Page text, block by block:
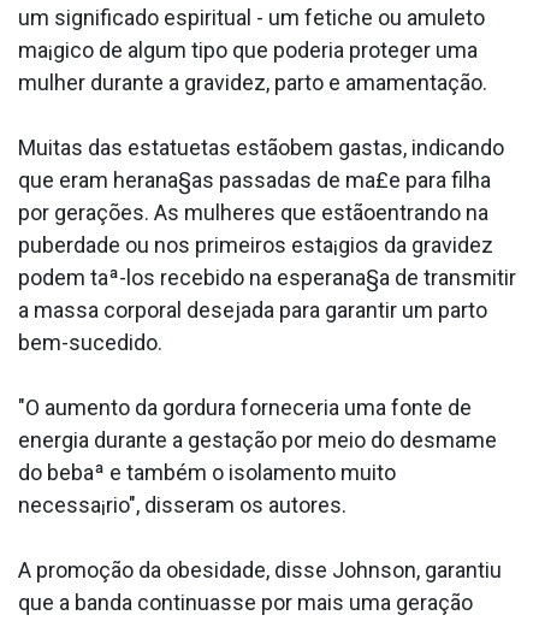
um significado espiritual - um fetiche ou amuleto
ma¡gico de algum tipo que poderia proteger uma
mulher durante a gravidez, parto e amamentação.
Muitas das estatuetas estãobem gastas, indicando
que eram herana§as passadas de ma£e para filha
por gerações. As mulheres que estãoentrando na
puberdade ou nos primeiros esta¡gios da gravidez
podem taª-los recebido na esperana§a de transmitir
a massa corporal desejada para garantir um parto
bem-sucedido.
"O aumento da gordura forneceria uma fonte de
energia durante a gestação por meio do desmame
do bebaª e também o isolamento muito
necessa¡rio", disseram os autores.
A promoção da obesidade, disse Johnson, garantiu
que a banda continuasse por mais uma geração